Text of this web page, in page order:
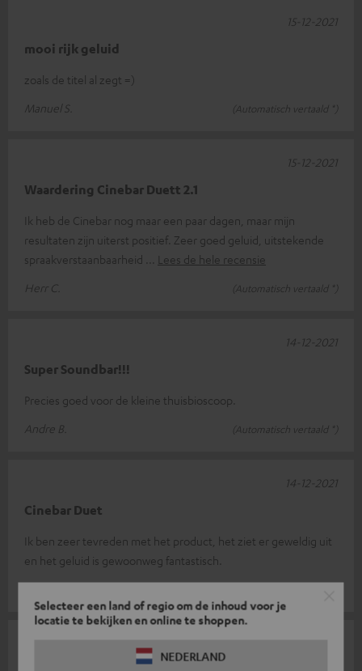
Selecteer een land of regio om de inhoud voor je
locatie te bekijken en online te shoppen.
NEDERLAND
mooi rijk geluid
zoals de titel al zegt =)
Manuel S.
(Automatisch vertaald *)
15-12-2021
Waardering Cinebar Duett 2.1
Ik heb de Cinebar nog maar een paar dagen, maar mijn
resultaten zijn uiterst positief. Zeer goed geluid, uitstekende
spraakverstaanbaarheid
Lees de hele recensie
Herr C.
(Automatisch vertaald *)
15-12-2021
Super Soundbar!!!
Precies goed voor de kleine thuisbioscoop.
Andre B.
(Automatisch vertaald *)
14-12-2021
Cinebar Duet
Ik ben zeer tevreden met het product, het ziet er geweldig uit
en het geluid is gewoonweg fantastisch.
14-12-2021